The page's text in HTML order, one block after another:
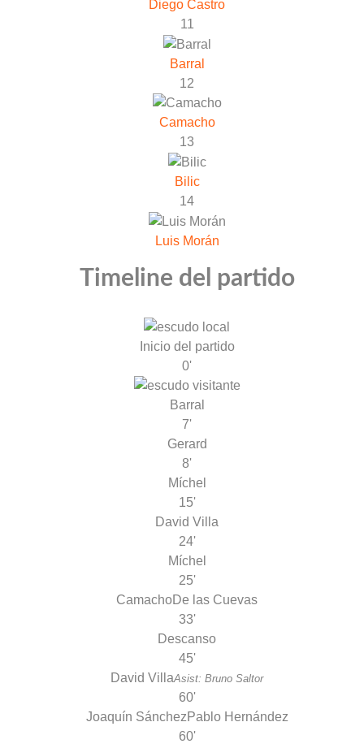
Diego Castro
11
Barral
12
Camacho
13
Bilic
14
Luis Morán
Timeline del partido
Inicio del partido
0'
Barral
7'
Gerard
8'
Míchel
15'
David Villa
24'
Míchel
25'
CamachoDe las Cuevas
33'
Descanso
45'
David VillaAsist: Bruno Saltor
60'
Joaquín SánchezPablo Hernández
60'